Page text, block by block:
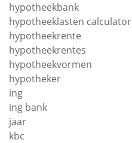
hypotheekbank
hypotheeklasten calculator
hypotheekrente
hypotheekrentes
hypotheekvormen
hypotheker
ing
ing bank
jaar
kbc